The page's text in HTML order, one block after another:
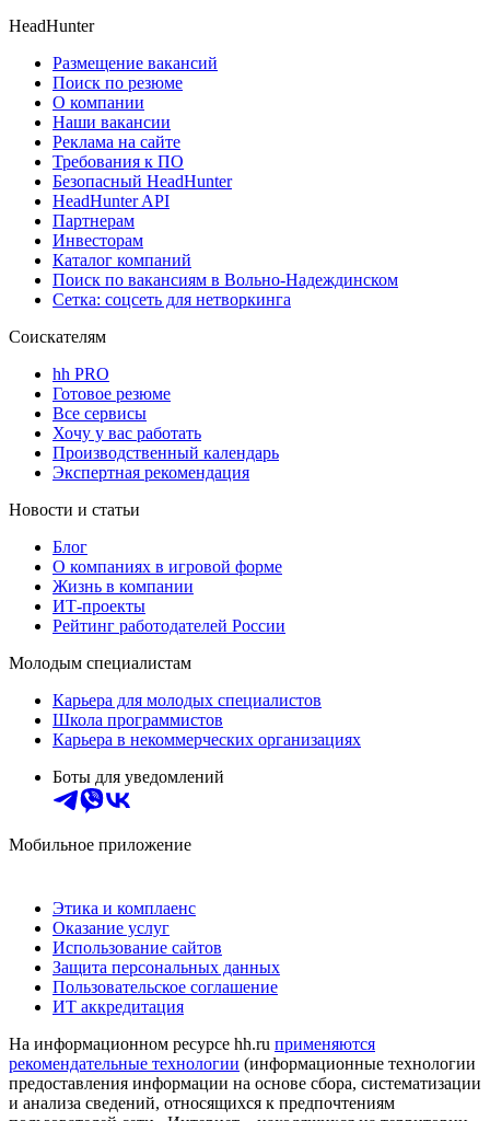
HeadHunter
Размещение вакансий
Поиск по резюме
О компании
Наши вакансии
Реклама на сайте
Требования к ПО
Безопасный HeadHunter
HeadHunter API
Партнерам
Инвесторам
Каталог компаний
Поиск по вакансиям в Вольно-Надеждинском
Сетка: соцсеть для нетворкинга
Соискателям
hh PRO
Готовое резюме
Все сервисы
Хочу у вас работать
Производственный календарь
Экспертная рекомендация
Новости и статьи
Блог
О компаниях в игровой форме
Жизнь в компании
ИТ-проекты
Рейтинг работодателей России
Молодым специалистам
Карьера для молодых специалистов
Школа программистов
Карьера в некоммерческих организациях
Боты для уведомлений
Мобильное приложение
Этика и комплаенс
Оказание услуг
Использование сайтов
Защита персональных данных
Пользовательское соглашение
ИТ аккредитация
На информационном ресурсе hh.ru применяются
рекомендательные технологии (информационные технологии
предоставления информации на основе сбора, систематизации
и анализа сведений, относящихся к предпочтениям